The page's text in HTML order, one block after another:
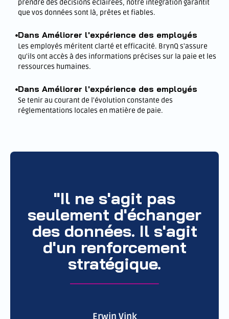
prendre des décisions éclairées, notre intégration garantit
que vos données sont là, prêtes et fiables.
Dans Améliorer l'expérience des employés
Les employés méritent clarté et efficacité. BrynQ s'assure
qu'ils ont accès à des informations précises sur la paie et les
ressources humaines.
Dans Améliorer l'expérience des employés
Se tenir au courant de l'évolution constante des
réglementations locales en matière de paie.
"Il ne s'agit pas
seulement d'échanger
des données. Il s'agit
d'un renforcement
stratégique.
Erwin Vink